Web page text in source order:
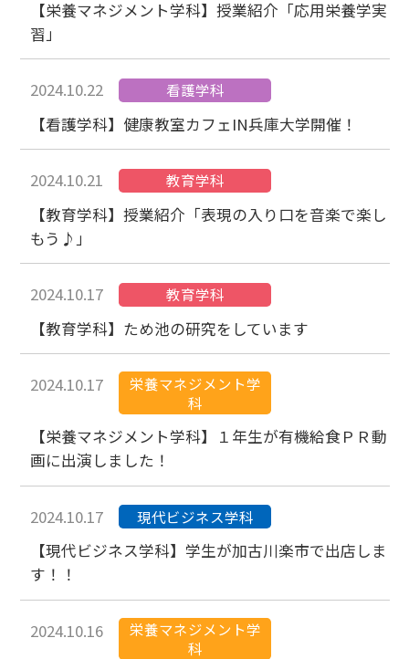
【栄養マネジメント学科】授業紹介「応用栄養学実
習」
2024.10.22 看護学科
【看護学科】健康教室カフェIN兵庫大学開催！
2024.10.21 教育学科
【教育学科】授業紹介「表現の入り口を音楽で楽し
もう♪」
2024.10.17 教育学科
【教育学科】ため池の研究をしています
2024.10.17
栄養マネジメント学
科
【栄養マネジメント学科】１年生が有機給食ＰＲ動
画に出演しました！
2024.10.17 現代ビジネス学科
【現代ビジネス学科】学生が加古川楽市で出店しま
す！！
2024.10.16
栄養マネジメント学
科